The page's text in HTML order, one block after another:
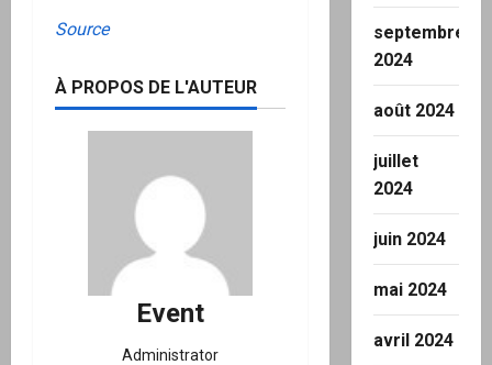
Source
À PROPOS DE L'AUTEUR
Event
Administrator
septembre
2024
août 2024
juillet
2024
juin 2024
mai 2024
avril 2024